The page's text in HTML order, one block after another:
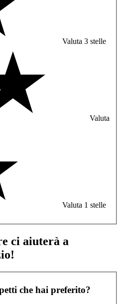
Valuta 3 stelle
Valuta
Valuta 1 stelle
ci aiuterà a
che hai preferito?